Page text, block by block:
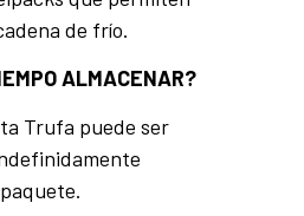
de frío.
ALMACENAR?
Trufa puede ser